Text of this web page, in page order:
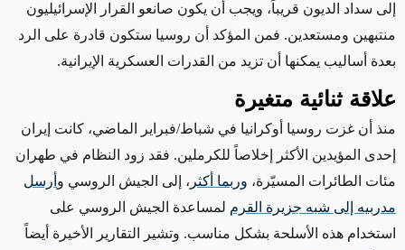
إلى سداد الديون قريباً، ويجب أن يكون صانعو القرار الإسرائيليون
منتبهين ومستعدين. فمن المؤكد أن روسيا ستكون قادرة على الرد
بعدة أساليب يمكنها أن تزيد من القدرات العسكرية الإيرانية.
علاقة ثنائية متغيرة
منذ أن غزت روسيا أوكرانيا في شباط/فبراير الماضي، كانت إيران
إحدى المؤيدين الأكثر إخلاصاً للكرملين. فقد زود النظام في طهران
مئات الطائرات المسيّرة، وربما أكثر ، إلى الجيش الروسي و أرسل
مدربيه إلى شبه جزيرة القرم لمساعدة الجيش الروسي على
استخدام هذه الأسلحة بشكل مناسب. وتشير التقارير الأخيرة أيضاً